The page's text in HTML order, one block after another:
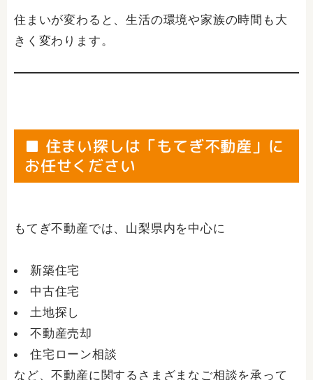
住まいが変わると、生活の環境や家族の時間も大
きく変わります。
■ 住まい探しは「もてぎ不動産」に
お任せください
もてぎ不動産では、山梨県内を中心に
新築住宅
中古住宅
土地探し
不動産売却
住宅ローン相談
など、不動産に関するさまざまなご相談を承って